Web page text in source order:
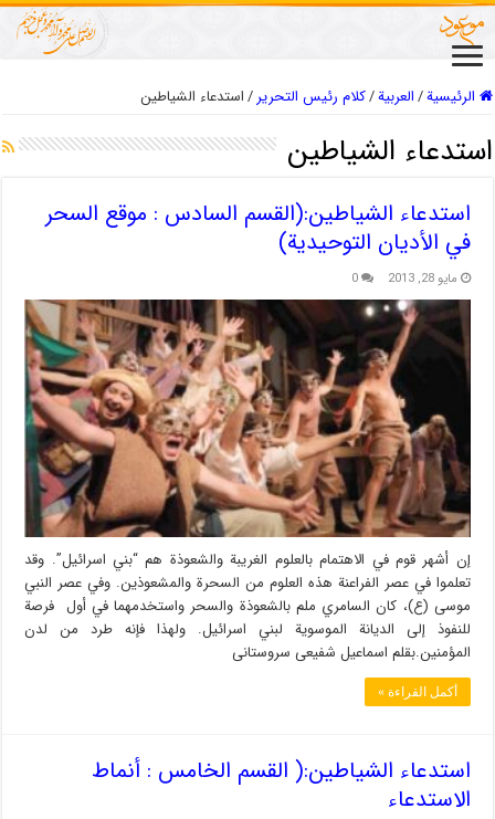
الرئيسية/العربیة/كلام رئيس التحرير/استدعاء الشياطين
استدعاء الشياطين
استدعاء الشياطين:(القسم السادس : موقع السحر
في الأديان التوحيدية)
مايو 28, 2013 0
إن أشهر قوم في الاهتمام بالعلوم الغريبة والشعوذة هم “بني اسرائيل”. وقد
تعلموا في عصر الفراعنة هذه العلوم من السحرة والمشعوذين. وفي عصر النبي
موسى (ع)، كان السامري ملم بالشعوذة والسحر واستخدمهما في أول فرصة
للنفوذ إلى الديانة الموسوية لبني اسرائيل. ولهذا فإنه طرد من لدن
المؤمنين.بقلم اسماعیل شفیعی سروستانی
أكمل القراءة »
استدعاء الشياطين:( القسم الخامس : أنماط
الاستدعاء